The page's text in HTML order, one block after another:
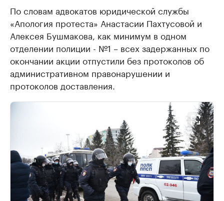
По словам адвокатов юридической службы
«Апология протеста» Анастасии Пахтусовой и
Алексея Бушмакова, как минимум в одном
отделении полиции - №1 – всех задержанных по
окончании акции отпустили без протоколов об
административном правонарушении и
протоколов доставления.